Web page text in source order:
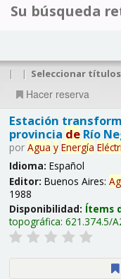
Su búsqueda
| | Seleccionar
Hacer reserva
Estación
provincia deRío
por Agua y Energía
Idioma: Español
Editor: Buenos Aires:
1988
Disponibilidad: Ítems
topográfica: 621.374.5/